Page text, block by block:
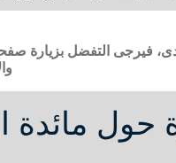
فيرجى التفضل بزيارة
مائدة